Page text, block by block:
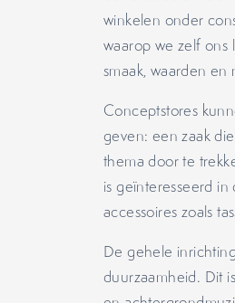
winkelen onder
waarop we zelf ons
smaak, waarden
Conceptstores
geven: een zaak
thema door te
is geïnteresseerd
accessoires zoals
De gehele
duurzaamheid. Dit